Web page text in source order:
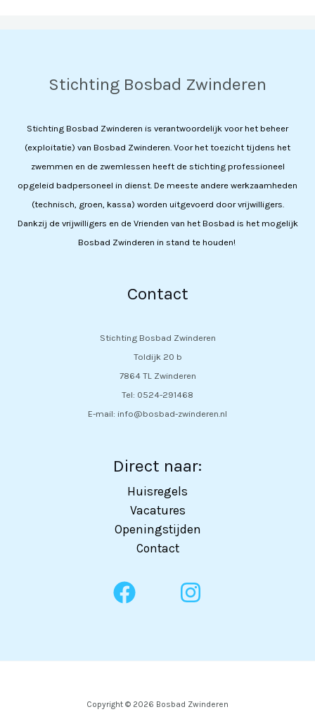
Stichting Bosbad Zwinderen
Stichting Bosbad Zwinderen is verantwoordelijk voor het beheer
(exploitatie) van Bosbad Zwinderen. Voor het toezicht tijdens het
zwemmen en de zwemlessen heeft de stichting professioneel
opgeleid badpersoneel in dienst. De meeste andere werkzaamheden
(technisch, groen, kassa) worden uitgevoerd door vrijwilligers.
Dankzij de vrijwilligers en de Vrienden van het Bosbad is het mogelijk
Bosbad Zwinderen in stand te houden!
Contact
Stichting Bosbad Zwinderen
Toldijk 20 b
7864 TL Zwinderen
Tel: 0524-291468
E-mail: info@bosbad-zwinderen.nl
Direct naar:
Huisregels
Vacatures
Openingstijden
Contact
Copyright © 2026 Bosbad Zwinderen